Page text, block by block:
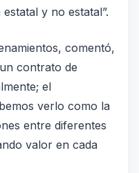
y no estatal”.
comentó,
contrato de
el
verlo como la
entre diferentes
valor en cada